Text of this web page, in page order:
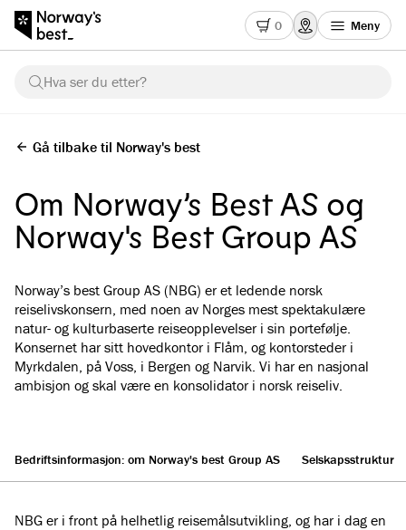
0 Meny
Hva ser du etter?
Gå tilbake til Norway's best
Om Norway’s Best AS og
Norway's Best Group AS
Norway’s best Group AS (NBG) er et ledende norsk
reiselivskonsern, med noen av Norges mest spektakulære
natur- og kulturbaserte reiseopplevelser i sin portefølje.
Konsernet har sitt hovedkontor i Flåm, og kontorsteder i
Myrkdalen, på Voss, i Bergen og Narvik. Vi har en nasjonal
ambisjon og skal være en konsolidator i norsk reiseliv.
Bedriftsinformasjon: om Norway's best Group AS Selskapsstruktur
NBG er i front på helhetlig reisemålsutvikling, og har i dag en